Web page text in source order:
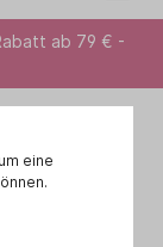
ab 79 € -
eine